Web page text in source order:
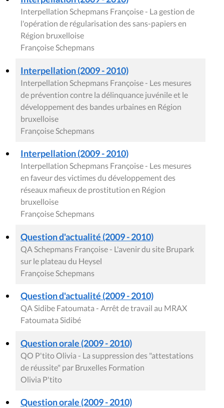
Interpellation Schepmans Françoise - La gestion de
l'opération de régularisation des sans-papiers en
Région bruxelloise
Françoise Schepmans
Interpellation (2009 - 2010)
Interpellation Schepmans Françoise - Les mesures
de prévention contre la délinquance juvénile et le
développement des bandes urbaines en Région
bruxelloise
Françoise Schepmans
Interpellation (2009 - 2010)
Interpellation Schepmans Françoise - Les mesures
en faveur des victimes du développement des
réseaux mafieux de prostitution en Région
bruxelloise
Françoise Schepmans
Question d'actualité (2009 - 2010)
QA Schepmans Françoise - L'avenir du site Brupark
sur le plateau du Heysel
Françoise Schepmans
Question d'actualité (2009 - 2010)
QA Sidibe Fatoumata - Arrêt de travail au MRAX
Fatoumata Sidibé
Question orale (2009 - 2010)
QO P'tito Olivia - La suppression des "attestations
de réussite" par Bruxelles Formation
Olivia P'tito
Question orale (2009 - 2010)